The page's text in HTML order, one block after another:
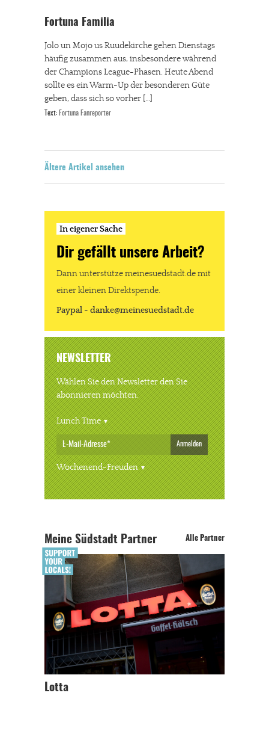
Fortuna Familia
Jolo un Mojo us Ruudekirche gehen Dienstags
häufig zusammen aus, insbesondere während
der Champions League-Phasen. Heute Abend
sollte es ein Warm-Up der besonderen Güte
geben, dass sich so vorher […]
Text: Fortuna Fanreporter
Ältere Artikel ansehen
In eigener Sache
Dir gefällt unsere Arbeit?
Dann unterstütze meinesuedstadt.de mit
einer kleinen Direktspende.
Paypal - danke@meinesuedstadt.de
NEWSLETTER
Wählen Sie den Newsletter den Sie
abonnieren möchten.
Lunch Time
Anmelden
Wochenend-Freuden
Meine Südstadt Partner Alle Partner
Lotta